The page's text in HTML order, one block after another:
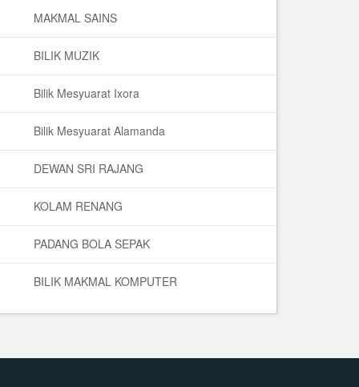
MAKMAL SAINS
BILIK MUZIK
Bilik Mesyuarat Ixora
Bilik Mesyuarat Alamanda
DEWAN SRI RAJANG
KOLAM RENANG
PADANG BOLA SEPAK
BILIK MAKMAL KOMPUTER